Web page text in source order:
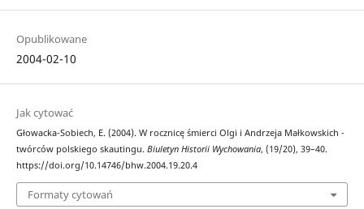
Opublikowane
2004-02-10
Jak cytować
Głowacka-Sobiech, E. (2004). W rocznicę śmierci Olgi i Andrzeja Małkowskich -
twórców polskiego skautingu. Biuletyn Historii Wychowania, (19/20), 39–40.
https://doi.org/10.14746/bhw.2004.19.20.4
Formaty cytowań